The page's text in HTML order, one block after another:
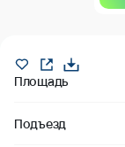
Площадь
Подъезд